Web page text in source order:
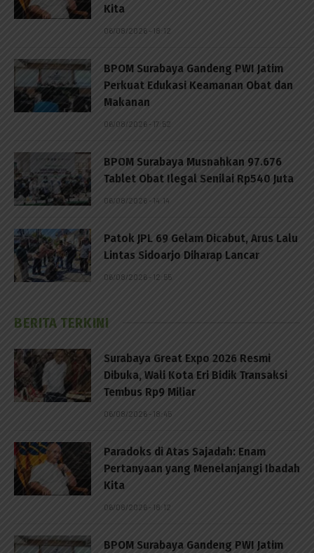
Kita
06/08/2026 - 18:12
BPOM Surabaya Gandeng PWI Jatim
Perkuat Edukasi Keamanan Obat dan
Makanan
06/08/2026 - 17:52
BPOM Surabaya Musnahkan 97.676
Tablet Obat Ilegal Senilai Rp540 Juta
06/08/2026 - 14:14
Patok JPL 69 Gelam Dicabut, Arus Lalu
Lintas Sidoarjo Diharap Lancar
06/08/2026 - 12:55
BERITA TERKINI
Surabaya Great Expo 2026 Resmi
Dibuka, Wali Kota Eri Bidik Transaksi
Tembus Rp9 Miliar
06/08/2026 - 18:45
Paradoks di Atas Sajadah: Enam
Pertanyaan yang Menelanjangi Ibadah
Kita
06/08/2026 - 18:12
BPOM Surabaya Gandeng PWI Jatim